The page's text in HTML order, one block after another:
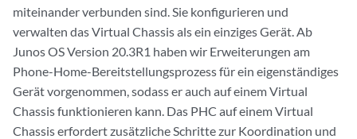
miteinander verbunden sind. Sie konfigurieren und
verwalten das Virtual Chassis als ein einziges Gerät. Ab
Junos OS Version 20.3R1 haben wir Erweiterungen am
Phone-Home-Bereitstellungsprozess für ein eigenständiges
Gerät vorgenommen, sodass er auch auf einem Virtual
Chassis funktionieren kann. Das PHC auf einem Virtual
Chassis erfordert zusätzliche Schritte zur Koordination und